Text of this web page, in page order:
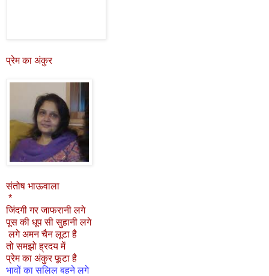
प्रेम का अंकुर
संतोष भाऊवाला
*
जिंदगी गर जाफरानी लगे
पूस की धूप सी सुहानी लगे
लगे अमन चैन लूटा है
तो समझो ह्रदय में
प्रेम का अंकुर फूटा है
भावों का सलिल बहने लगे